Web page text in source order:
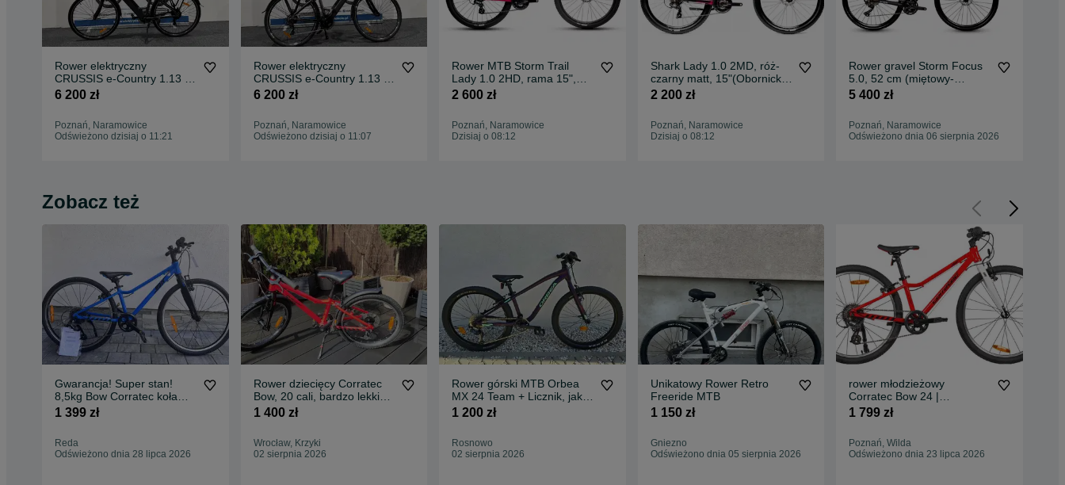
Rower elektryczny
CRUSSIS e-Country 1.13 -
19" (612 Wh)
6 200 zł
Poznań, Naramowice
Odświeżono dzisiaj o 11:21
Rower elektryczny
CRUSSIS e-Country 1.13 -
17" (612 Wh)
6 200 zł
Poznań, Naramowice
Odświeżono dzisiaj o 11:07
Rower MTB Storm Trail
Lady 1.0 2HD, rama 15",
róż-czarny(Obornicka
2 600 zł
Poznań, Naramowice
Dzisiaj o 08:12
Shark Lady 1.0 2MD, róż-
czarny matt, 15"(Obornicka
337, Poznań)
2 200 zł
Poznań, Naramowice
Dzisiaj o 08:12
Rower gravel Storm Focus
5.0, 52 cm (miętowy-
czarny) Obornicka 337,
5 400 zł
Poznań, Naramowice
Odświeżono dnia 06 sierpnia 2026
Zobacz też
Gwarancja! Super stan!
8,5kg Bow Corratec koła
24” rama 11,6”
1 399 zł
Reda
Odświeżono dnia 28 lipca 2026
Rower dziecięcy Corratec
Bow, 20 cali, bardzo lekki
poniżej 8 kg
1 400 zł
Wrocław, Krzyki
02 sierpnia 2026
Rower górski MTB Orbea
MX 24 Team + Licznik, jak
nowy !
1 200 zł
Rosnowo
02 sierpnia 2026
Unikatowy Rower Retro
Freeride MTB
1 150 zł
Gniezno
Odświeżono dnia 05 sierpnia 2026
rower młodzieżowy
Corratec Bow 24 |
aluminium 8,5kg lekki raty
1 799 zł
Poznań, Wilda
Odświeżono dnia 23 lipca 2026